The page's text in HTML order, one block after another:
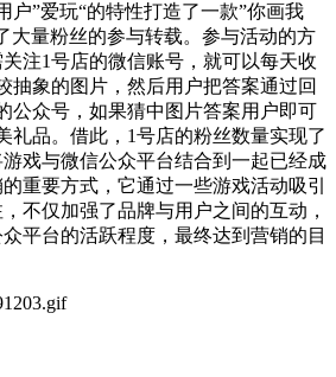
户”爱玩“的特性打造了一款”你画我
大量粉丝的参与转载。参与活动的方
注1号店的微信账号，就可以每天收
抽象的图片，然后用户把答案通过回
公众号，如果猜中图片答案用户即可
礼品。借此，1号店的粉丝数量实现了
戏与微信公众平台结合到一起已经成
重要方式，它通过一些游戏活动吸引
不仅加强了品牌与用户之间的互动，
平台的活跃程度，最终达到营销的目